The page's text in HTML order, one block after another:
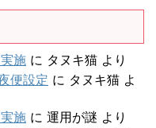
施 に タヌキ猫 より
便設定 に タヌキ猫 よ
施 に 運用が謎 より